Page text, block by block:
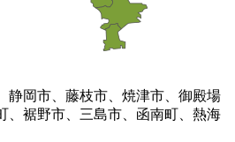
静岡市、藤枝市、焼津市、御殿場
、裾野市、三島市、函南町、熱海